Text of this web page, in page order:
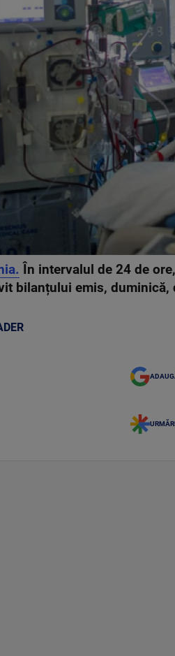
În intervalul de 24 de
bilanțului emis,